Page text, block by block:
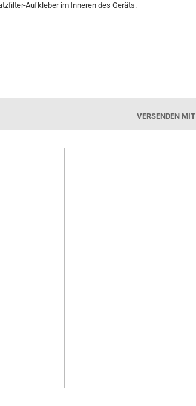
Aufkleber im Inneren des Geräts.
VERSENDEN MIT